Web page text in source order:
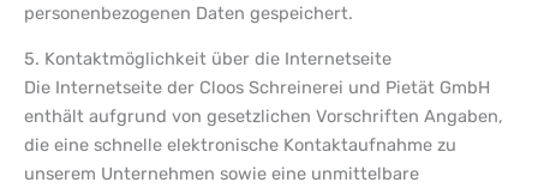
personenbezogenen Daten gespeichert.
5. Kontaktmöglichkeit über die Internetseite
Die Internetseite der Cloos Schreinerei und Pietät GmbH
enthält aufgrund von gesetzlichen Vorschriften Angaben,
die eine schnelle elektronische Kontaktaufnahme zu
unserem Unternehmen sowie eine unmittelbare